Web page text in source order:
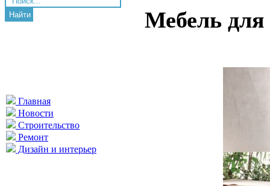
Найти
Главная
Новости
Строительство
Ремонт
Дизайн и интерьер
Мебель для